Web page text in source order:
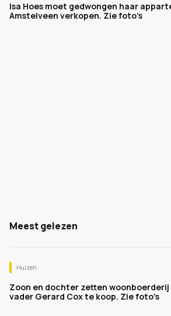
Isa Hoes moet gedwongen haar
Amstelveen verkopen. Zie foto’s
Meest gelezen
Huizen
Zoon en dochter zetten
vader Gerard Cox te koop. Zie foto's